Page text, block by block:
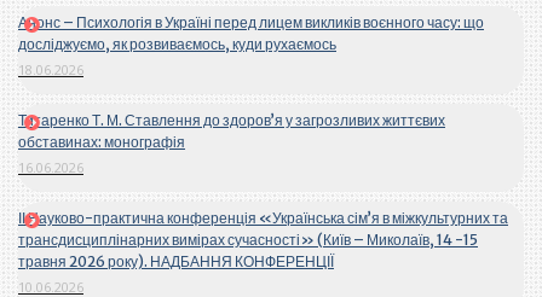
Анонс – Психологія в Україні перед лицем викликів воєнного часу: що
досліджуємо, як розвиваємось, куди рухаємось
18.06.2026
Титаренко Т. М. Ставлення до здоров’я у загрозливих життєвих
обставинах: монографія
16.06.2026
ІІ Науково-практична конференція «Українська сім’я в міжкультурних та
трансдисциплінарних вимірах сучасності» (Київ – Миколаїв, 14 -15
травня 2026 року). НАДБАННЯ КОНФЕРЕНЦІЇ
10.06.2026